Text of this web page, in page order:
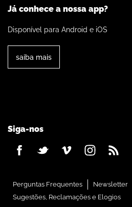
Já conhece a nossa app?
Disponível para Android e iOS
saiba mais
Siga-nos
Perguntas Frequentes
Newsletter
Sugestões, Reclamações e Elogios